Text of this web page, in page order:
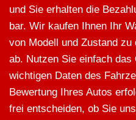
und Sie erhalten die
bar. Wir kaufen Ihnen Ihr
von Modell und Zustand
ab. Nutzen Sie einfach
wichtigen Daten des
Bewertung Ihres Autos
frei entscheiden, ob Sie